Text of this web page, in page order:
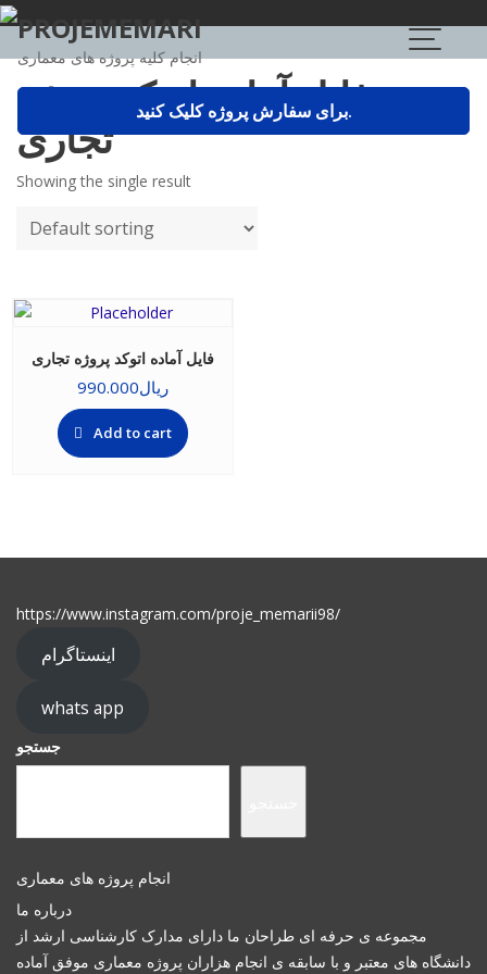
Skip
content
PROJEMEMARI
انجام کلیه پروژه های معماری
برای سفارش پروژه کلیک کنید.
فایل آماده اتوکد پروژه
تجاری
Showing the single result
فایل آماده اتوکد پروژه تجاری
ریال990.000
Add to cart
https://www.instagram.com/proje_memarii98/
اینستاگرام
whats app
جستجو
انجام پروژه های معماری
درباره ما
مجموعه ی حرفه ای طراحان ما دارای مدارک کارشناسی ارشد از
دانشگاه های معتبر و با سابقه ی انجام هزاران پروژه معماری موفق آماده